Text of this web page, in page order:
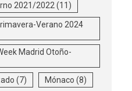
2021/2022 (11)
Verano 2024
Madrid Otoño-
(7) Mónaco (8)